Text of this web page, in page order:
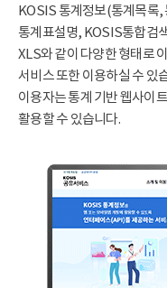
KOSIS 통계정보(통계목록
통계표설명, KOSIS통합검
XLS와 같이 다양한 형태로
서비스 또한 이용하실 수 있
이용자는 통계 기반 웹사이
활용할 수 있습니다.